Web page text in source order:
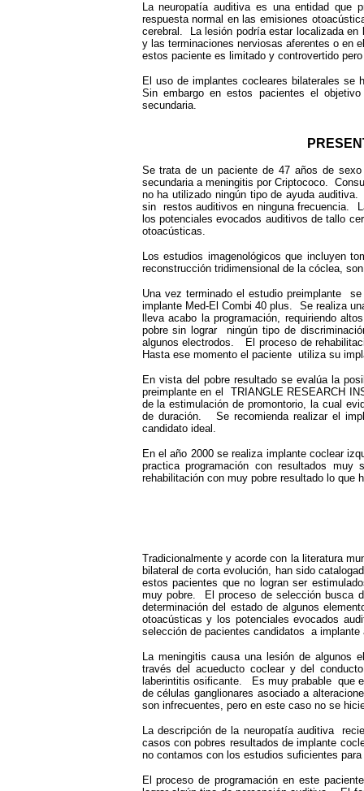
La neuropatía auditiva es una entidad que
respuesta normal en las emisiones
cerebral. La lesión podría estar localizada
y las terminaciones nerviosas aferentes o en
estos paciente es limitado y controvertido
El uso de implantes cocleares bilaterales se
Sin embargo en estos pacientes el
secundaria.
Se trata de un paciente de 47 años de sexo
secundaria a meningitis por Criptococo.
no ha utilizado ningún tipo de ayuda
sin restos auditivos en ninguna frecuencia.
los potenciales evocados auditivos de tallo
otoacústicas.
Los estudios imagenológicos que incluyen
reconstrucción tridimensional de la cóclea,
Una vez terminado el estudio preimplante
implante Med-El Combi 40 plus. Se realiza
lleva acabo la programación, requiriendo
pobre sin lograr ningún tipo de
algunos electrodos. El proceso de
Hasta ese momento el paciente utiliza su
En vista del pobre resultado se evalúa la
preimplante en el TRIANGLE RESEARCH
de la estimulación de promontorio, la cual
de duración. Se recomienda realizar el
candidato ideal.
En el año 2000 se realiza implante coclear
practica programación con resultados
rehabilitación con muy pobre resultado lo que
Tradicionalmente y acorde con la literatura
bilateral de corta evolución, han sido
estos pacientes que no logran ser
muy pobre. El proceso de selección busca
determinación del estado de algunos
otoacústicas y los potenciales evocados
selección de pacientes candidatos a
La meningitis causa una lesión de algunos
través del acueducto coclear y del
laberintitis osificante. Es muy prabable que
de células ganglionares asociado a
son infrecuentes, pero en este caso no se
La descripción de la neuropatía auditiva
casos con pobres resultados de implante
no contamos con los estudios suficientes
El proceso de programación en este